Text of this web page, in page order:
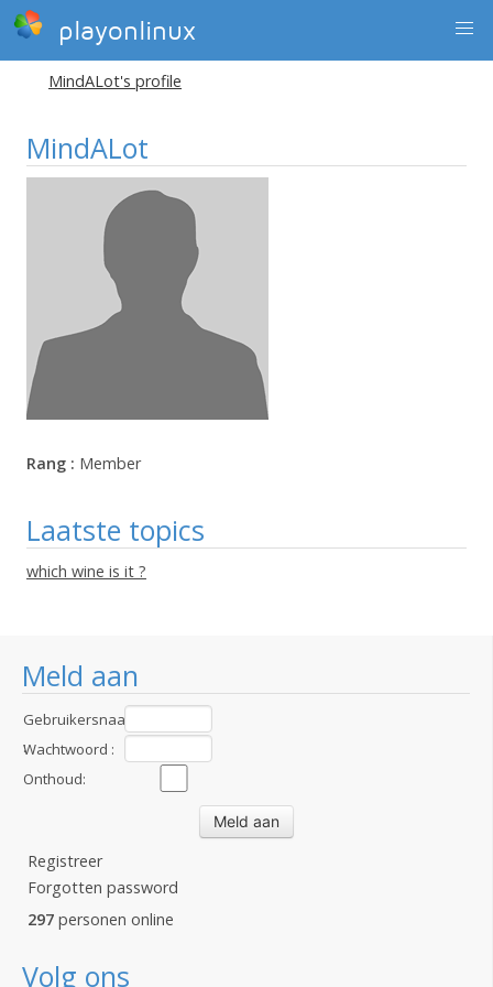
playonlinux
Meld aan
Gebruikersnaam
:Wachtwoord :
Onthoud:
Registreer
Forgotten password
297 personen online
Volg ons
MindALot's profile
MindALot
Rang : Member
Laatste topics
which wine is it ?